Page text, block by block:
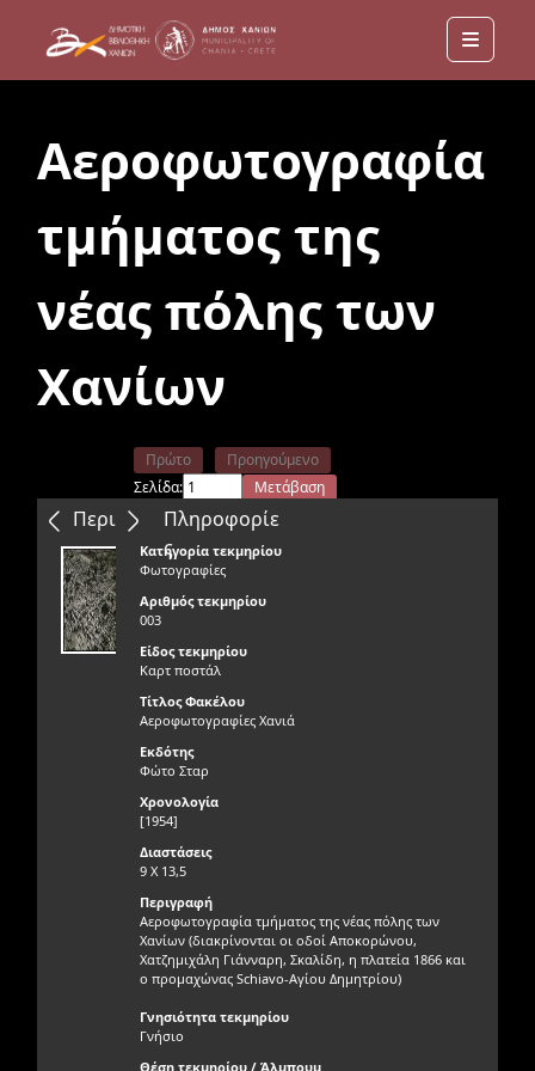
Menu
Αεροφωτογραφία
τμήματος της
νέας πόλης των
Χανίων
Περιεχόμενα
Πρώτο
Προηγούμενο
Σελίδα:
Μετάβαση
Επόμενο
Τελευταίο
Πληροφορίε
ς
Κατηγορία τεκμηρίου
Φωτογραφίες
Αριθμός τεκμηρίου
003
Είδος τεκμηρίου
Καρτ ποστάλ
Τίτλος Φακέλου
Αεροφωτογραφίες Χανιά
Εκδότης
Φώτο Σταρ
Χρονολογία
[1954]
Διαστάσεις
9 Χ 13,5
Περιγραφή
Αεροφωτογραφία τμήματος της νέας πόλης των
Χανίων (διακρίνονται οι οδοί Αποκορώνου,
Χατζημιχάλη Γιάνναρη, Σκαλίδη, η πλατεία 1866 και
ο προμαχώνας Schiavo-Αγίου Δημητρίου)
Γνησιότητα τεκμηρίου
Γνήσιο
Θέση τεκμηρίου / Άλμπουμ